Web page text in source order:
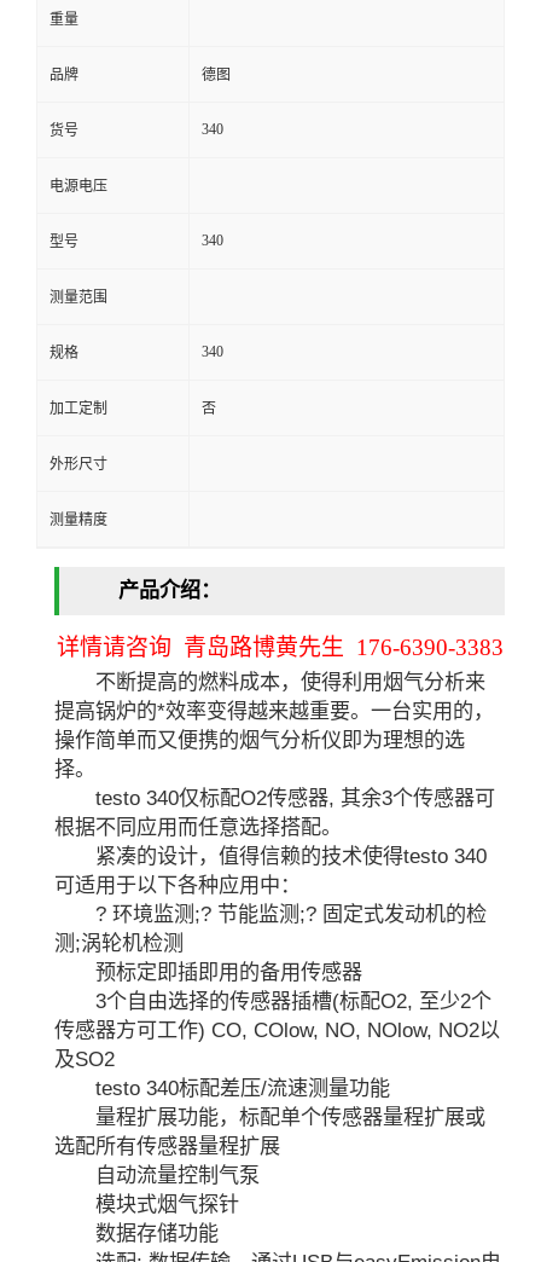
言
重量
品牌 德图
货号 340
电源电压
型号 340
测量范围
规格 340
加工定制 否
外形尺寸
测量精度
产品介绍：
详情请咨询 青岛路博黄先生 176-6390-3383
不断提高的燃料成本，使得利用烟气分析来
提高锅炉的*效率变得越来越重要。一台实用的，
操作简单而又便携的烟气分析仪即为理想的选
择。
testo 340仅标配O2传感器, 其余3个传感器可
根据不同应用而任意选择搭配。
紧凑的设计，值得信赖的技术使得testo 340
可适用于以下各种应用中：
? 环境监测;? 节能监测;? 固定式发动机的检
测;涡轮机检测
预标定即插即用的备用传感器
3个自由选择的传感器插槽(标配O2, 至少2个
传感器方可工作) CO, COlow, NO, NOlow, NO2以
及SO2
testo 340标配差压/流速测量功能
量程扩展功能，标配单个传感器量程扩展或
选配所有传感器量程扩展
自动流量控制气泵
模块式烟气探针
数据存储功能